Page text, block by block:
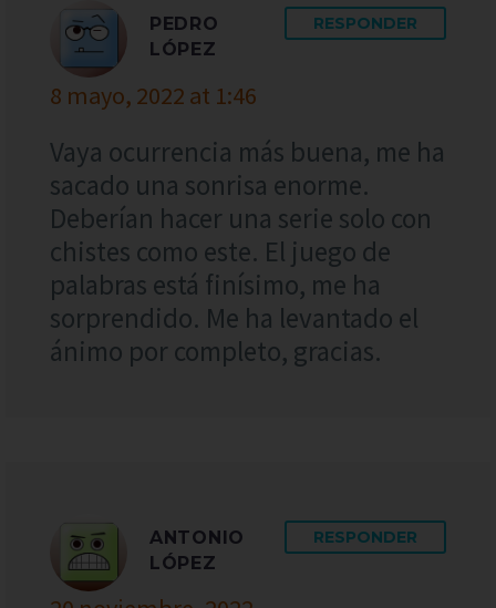
PEDRO
LÓPEZ
8 mayo, 2022 at 1:46
RESPONDER
Vaya ocurrencia más buena, me ha
sacado una sonrisa enorme.
Deberían hacer una serie solo con
chistes como este. El juego de
palabras está finísimo, me ha
sorprendido. Me ha levantado el
ánimo por completo, gracias.
ANTONIO
LÓPEZ
RESPONDER